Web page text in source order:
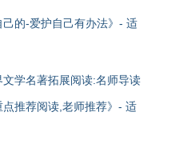
的-爱护自己有办法》- 适
学名著拓展阅读:名师导读
推荐阅读,老师推荐》- 适